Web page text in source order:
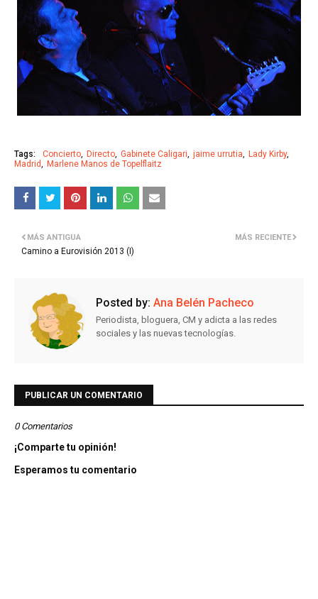
Tags: Concierto Directo Gabinete Caligari jaime urrutia
Lady Kirby
Madrid
Marlene Manos de Topelflaitz
MÁS RECIENTE
MÁS ANTIGUA
Camino a Eurovisión 2013 (I)
Posted by: Ana Belén Pacheco
Periodista, bloguera, CM y adicta a las redes
sociales y las nuevas tecnologías.
PUBLICAR UN COMENTARIO
0 Comentarios
¡Comparte tu opinión!
Esperamos tu comentario